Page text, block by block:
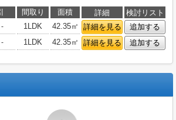
間取り 面積 詳細
検討リスト
- 1LDK 42.35㎡ 詳細を見る
追加する
- 1LDK 42.35㎡ 詳細を見る 追加する